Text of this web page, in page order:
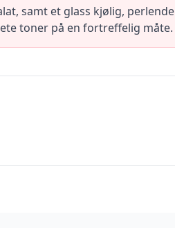
samt et glass kjølig, perlende
toner på en fortreffelig måte.